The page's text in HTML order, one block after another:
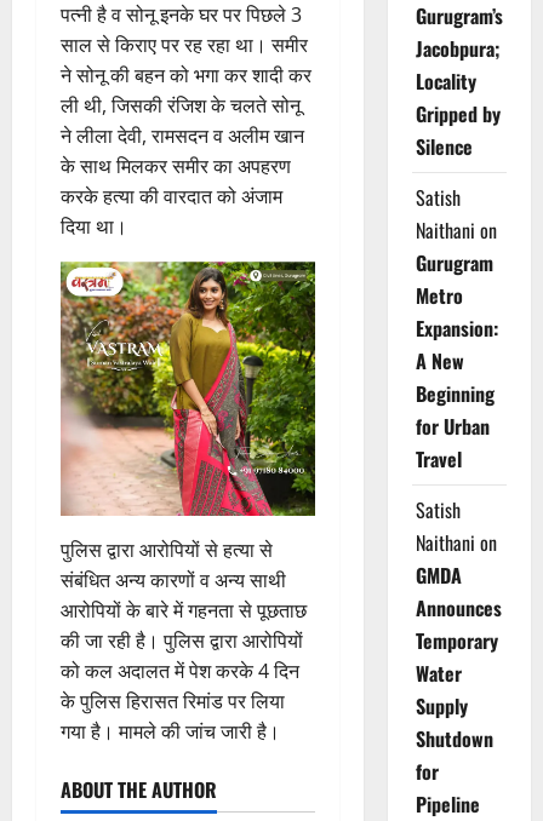
पत्नी है व सोनू इनके घर पर पिछले 3
साल से किराए पर रह रहा था। समीर
ने सोनू की बहन को भगा कर शादी कर
ली थी, जिसकी रंजिश के चलते सोनू
ने लीला देवी, रामसदन व अलीम खान
के साथ मिलकर समीर का अपहरण
करके हत्या की वारदात को अंजाम
दिया था।
पुलिस द्वारा आरोपियों से हत्या से
संबंधित अन्य कारणों व अन्य साथी
आरोपियों के बारे में गहनता से पूछताछ
की जा रही है। पुलिस द्वारा आरोपियों
को कल अदालत में पेश करके 4 दिन
के पुलिस हिरासत रिमांड पर लिया
गया है। मामले की जांच जारी है।
ABOUT THE AUTHOR
Gurugram’s
Jacobpura;
Locality
Gripped by
Silence
Satish
Naithani on
Gurugram
Metro
Expansion:
A New
Beginning
for Urban
Travel
Satish
Naithani on
GMDA
Announces
Temporary
Water
Supply
Shutdown
for
Pipeline